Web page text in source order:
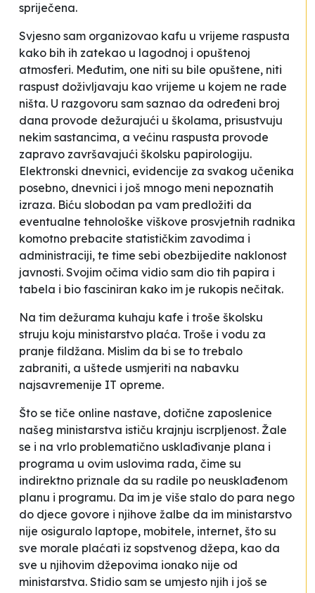
spriječena.
Svjesno sam organizovao kafu u vrijeme raspusta
kako bih ih zatekao u lagodnoj i opuštenoj
atmosferi. Međutim, one niti su bile opuštene, niti
raspust doživljavaju kao vrijeme u kojem ne rade
ništa. U razgovoru sam saznao da određeni broj
dana provode dežurajući u školama, prisustvuju
nekim sastancima, a većinu raspusta provode
zapravo završavajući školsku papirologiju.
Elektronski dnevnici, evidencije za svakog učenika
posebno, dnevnici i još mnogo meni nepoznatih
izraza. Biću slobodan pa vam predložiti da
eventualne tehnološke viškove prosvjetnih radnika
komotno prebacite statističkim zavodima i
administraciji, te time sebi obezbijedite naklonost
javnosti. Svojim očima vidio sam dio tih papira i
tabela i bio fasciniran kako im je rukopis nečitak.
Na tim dežurama kuhaju kafe i troše školsku
struju koju ministarstvo plaća. Troše i vodu za
pranje fildžana. Mislim da bi se to trebalo
zabraniti, a uštede usmjeriti na nabavku
najsavremenije IT opreme.
Što se tiče online nastave, dotične zaposlenice
našeg ministarstva ističu krajnju iscrpljenost. Žale
se i na vrlo problematično usklađivanje plana i
programa u ovim uslovima rada, čime su
indirektno priznale da su radile po neusklađenom
planu i programu. Da im je više stalo do para nego
do djece govore i njihove žalbe da im ministarstvo
nije osiguralo laptope, mobitele, internet, što su
sve morale plaćati iz sopstvenog džepa, kao da
sve u njihovim džepovima ionako nije od
ministarstva. Stidio sam se umjesto njih i još se